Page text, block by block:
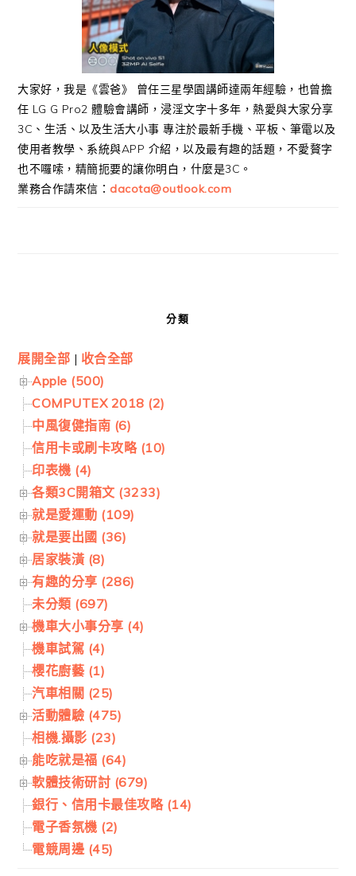
大家好，我是《雲爸》 曾任三星學園講師達兩年經驗，也曾擔
任 LG G Pro2 體驗會講師，浸淫文字十多年，熱愛與大家分享
3C、生活、以及生活大小事 專注於最新手機、平板、筆電以及
使用者教學、系統與APP 介紹，以及最有趣的話題，不愛贅字
也不囉嗦，精簡扼要的讓你明白，什麼是3C。
業務合作請來信： dacota@outlook.com
分類
展開全部 | 收合全部
Apple (500)
COMPUTEX 2018 (2)
中風復健指南 (6)
信用卡或刷卡攻略 (10)
印表機 (4)
各類3C開箱文 (3233)
就是愛運動 (109)
就是要出國 (36)
居家裝潢 (8)
有趣的分享 (286)
未分類 (697)
機車大小事分享 (4)
機車試駕 (4)
櫻花廚藝 (1)
汽車相關 (25)
活動體驗 (475)
相機.攝影 (23)
能吃就是福 (64)
軟體技術研討 (679)
銀行、信用卡最佳攻略 (14)
電子香氛機 (2)
電競周邊 (45)